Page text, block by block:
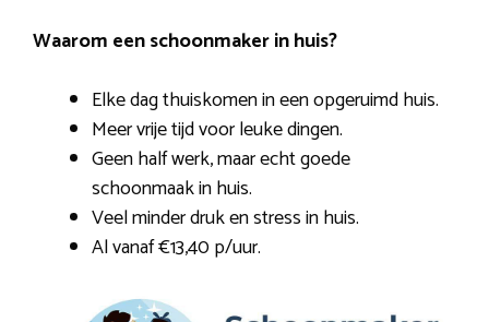
Waarom een schoonmaker in huis?
Elke dag thuiskomen in een opgeruimd huis.
Meer vrije tijd voor leuke dingen.
Geen half werk, maar echt goede
schoonmaak in huis.
Veel minder druk en stress in huis.
Al vanaf €13,40 p/uur.